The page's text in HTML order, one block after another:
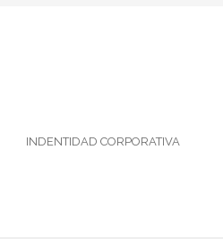
INDENTIDAD CORPORATIVA